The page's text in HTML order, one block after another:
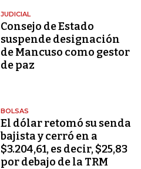
JUDICIAL
Consejo de Estado
suspende designación
de Mancuso como gestor
de paz
BOLSAS
El dólar retomó su senda
bajista y cerró en a
$3.204,61, es decir, $25,83
por debajo de la TRM